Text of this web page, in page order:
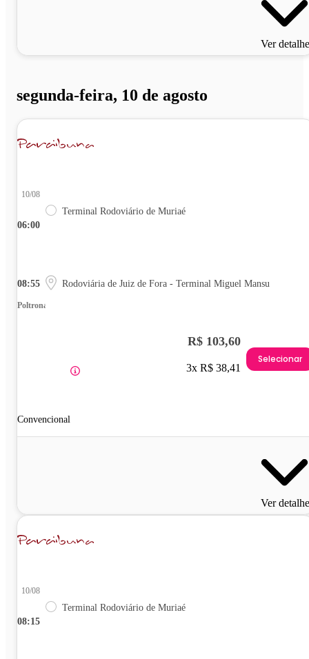
Ver
segunda-feira, 10 de agosto
06:00
10/08
Terminal Rodoviário de Muriaé
08:55 Rodoviária de Juiz de Fora - Terminal Miguel Mansu
Poltrona
Convencional
R$ 103,60
3x R$ 38,41
Selecionar
Ver
08:15
10/08
Terminal Rodoviário de Muriaé